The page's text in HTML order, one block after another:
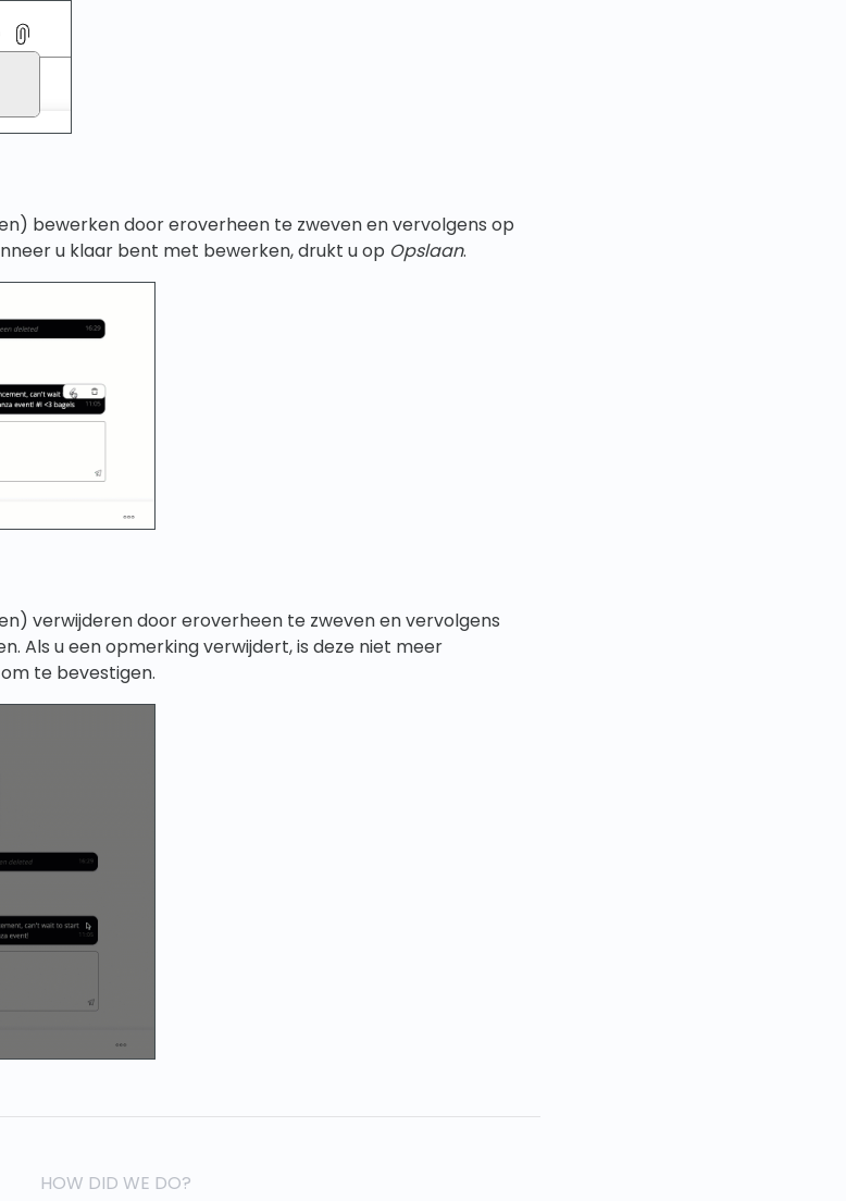
bewerken door eroverheen te zweven en vervolgens op
u klaar bent met bewerken, drukt u op Opslaan.
verwijderen door eroverheen te zweven en vervolgens
Als u een opmerking verwijdert, is deze niet meer
te bevestigen.
HOW DID WE DO?